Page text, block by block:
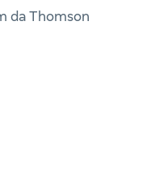
da Thomson